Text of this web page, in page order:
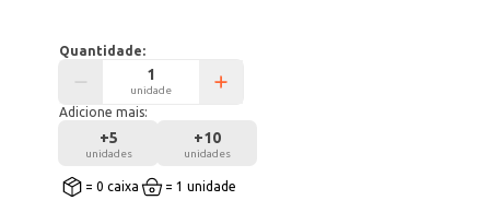
Quantidade:
unidade
Adicione mais:
+5
unidades
+10
unidades
= 0 caixa = 1 unidade